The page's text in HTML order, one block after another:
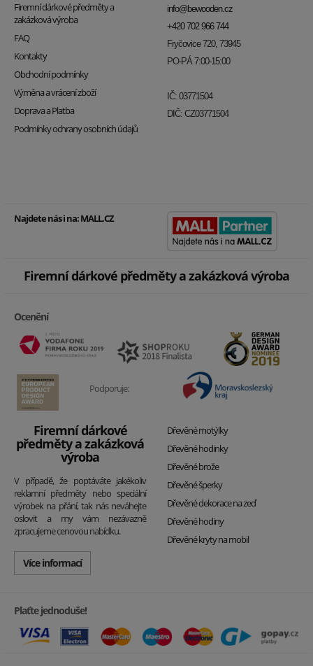
Firemní dárkové předměty a
zakázková výroba
FAQ
Kontakty
Obchodní podmínky
Výměna a vrácení zboží
Doprava a Platba
Podmínky ochrany osobních údajů
info@bewooden.cz
+420 702 966 744
Fryčovice 720, 73945
PO-PÁ 7:00-15:00
IČ: 03771504
DIČ: CZ03771504
Najdete nás i na:MALL.CZ
Firemní dárkové předměty a zakázková výroba
Ocenění
Podporuje:
Firemní dárkové
předměty a zakázková
výroba
V případě, že poptáváte jakékoliv
reklamní předměty nebo speciální
výrobek na přání, tak nás neváhejte
oslovit a my vám nezávazně
zpracujeme cenovou nabídku.
Více informací
Dřevěné motýlky
Dřevěné hodinky
Dřevěné brože
Dřevěné šperky
Dřevěné dekorace na zeď
Dřevěné hodiny
Dřevěné kryty na mobil
Plaťte jednoduše!